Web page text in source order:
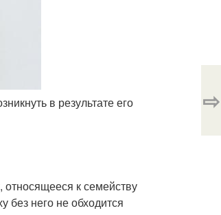
в результате его
к семейству
без него не обходится
⇨